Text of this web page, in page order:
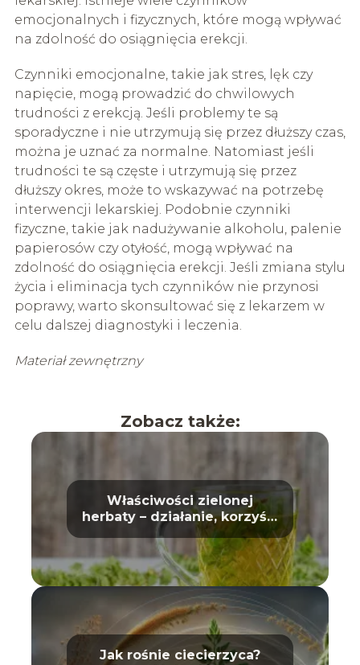
emocjonalnych i fizycznych, które mogą wpływać
na zdolność do osiągnięcia erekcji.
Czynniki emocjonalne, takie jak stres, lęk czy
napięcie, mogą prowadzić do chwilowych
trudności z erekcją. Jeśli problemy te są
sporadyczne i nie utrzymują się przez dłuższy czas,
można je uznać za normalne. Natomiast jeśli
trudności te są częste i utrzymują się przez
dłuższy okres, może to wskazywać na potrzebę
interwencji lekarskiej. Podobnie czynniki
fizyczne, takie jak nadużywanie alkoholu, palenie
papierosów czy otyłość, mogą wpływać na
zdolność do osiągnięcia erekcji. Jeśli zmiana stylu
życia i eliminacja tych czynników nie przynosi
poprawy, warto skonsultować się z lekarzem w
celu dalszej diagnostyki i leczenia.
Materiał zewnętrzny
Zobacz także:
Właściwości zielonej
herbaty – działanie, korzyści
i wpływ na zdrowie
Jak rośnie ciecierzyca?